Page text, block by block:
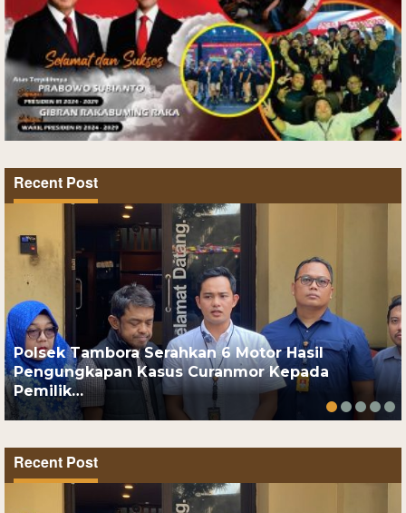
Recent Post
Polsek Tambora Serahkan 6 Motor Hasil
Pengungkapan Kasus Curanmor Kepada
Pemilik…
Recent Post